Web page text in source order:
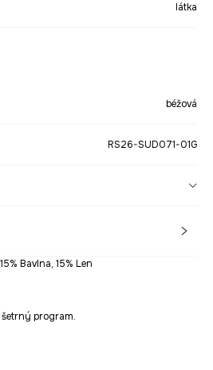
látka
béžová
RS26-SUD071-01G
Bavlna, 15% Len
šetrný program.